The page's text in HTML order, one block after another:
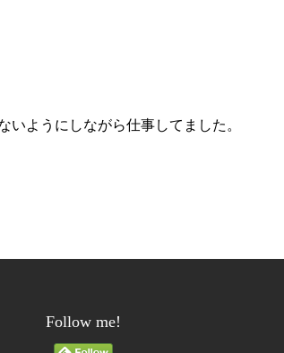
ようにしながら仕事してました。
Follow me!